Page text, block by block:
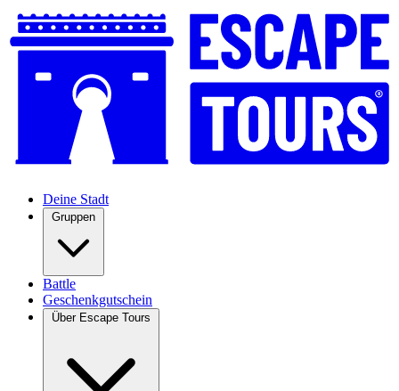
Deine Stadt
Gruppen
Battle
Geschenkgutschein
Über Escape Tours